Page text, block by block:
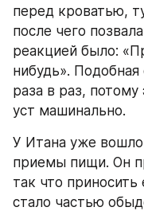
перед кроватью,
после чего
реакцией было:
нибудь». Подобная
раза в раз, потому
уст машинально.
У Итана уже
приемы пищи. Он
так что
стало частью